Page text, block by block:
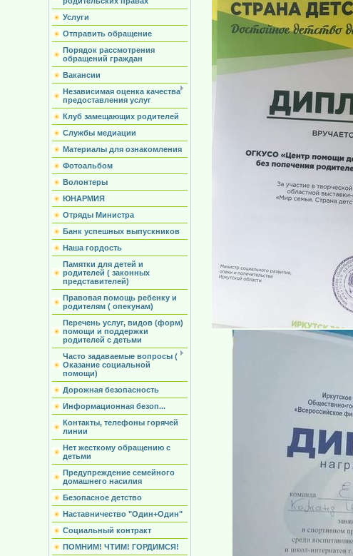
Услуги
Отправить обращение
Порядок рассмотрения
обращений граждан
Вакансии
Независимая оценка качества
предоставления услуг
Клуб замещающих родителей
Службы медиации
Материалы для ознакомления
Фотоальбом
Волонтеры
ЮНАРМИЯ
Отряды Министра
Банк успешных выпускников
Наша гордость
Памятки для детей и
родителей ( законных
представителей)
Правовая помощь ребенку и
родителям ( опекунам)
Перечень услуг, видов (форм)
помощи и поддержки
родителей с детьми
Часто задаваемые вопросы (
Оказание социальной
помощи)
Дорожная безопасность
Информационная безоп...
Контакты, телефоны горячей
линии
Нет жесткому обращению с
детьми
Предупреждение семейного
домашнего насилия
Безопасное детство
Наставничество "Один+Один"
Социальный контракт
ПОМНИМ! ЧТИМ! ГОРДИМСЯ!